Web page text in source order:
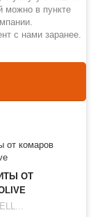
можно в пункте
с нами заранее.
ОТ